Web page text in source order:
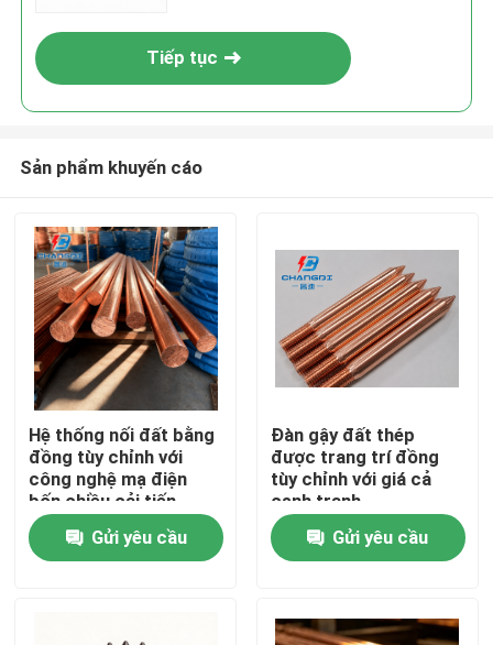
Nhà
Tiếp tục
Sản phẩm khuyến cáo
Hệ thống nối đất bằng
đồng tùy chỉnh với
công nghệ mạ điện
bốn chiều cải tiến
Gửi yêu cầu
Đàn gậy đất thép
được trang trí đồng
tùy chỉnh với giá cả
cạnh tranh
Gửi yêu cầu